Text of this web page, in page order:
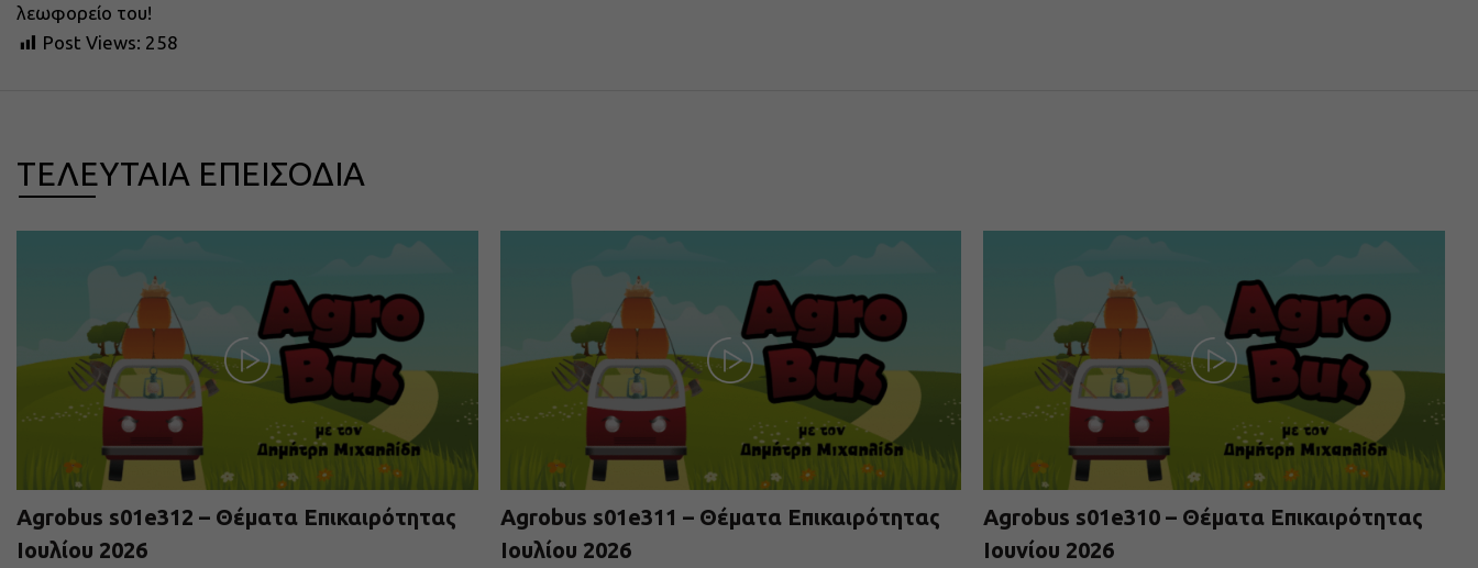
λεωφορείο του!
Post Views: 258
ΤΕΛΕΥΤΑΙΑ ΕΠΕΙΣΟΔΙΑ
Agrobus s01e312 – Θέματα Επικαιρότητας
Ιουλίου 2026
Agrobus s01e311 – Θέματα Επικαιρότητας
Ιουλίου 2026
Agrobus s01e310 – Θέματα Επικαιρότητας
Ιουνίου 2026